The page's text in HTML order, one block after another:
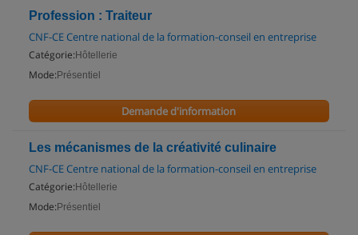
Profession : Traiteur
CNF-CE Centre national de la formation-conseil en entreprise
Catégorie: Hôtellerie
Mode: Présentiel
Demande d'information
Les mécanismes de la créativité culinaire
CNF-CE Centre national de la formation-conseil en entreprise
Catégorie: Hôtellerie
Mode: Présentiel